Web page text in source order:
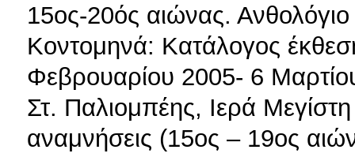
15ος-20ός αιώνας.
Κοντομηνά: Κατάλογος
Φεβρουαρίου 2005- 6
Στ. Παλιομπέης, Ιερά
αναμνήσεις (15ος – 19ος